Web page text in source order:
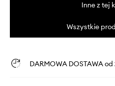
Inne z tej
Wszystkie
DARMOWA DOSTAWA od